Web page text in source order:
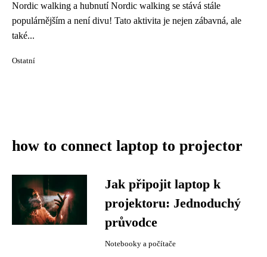
Nordic walking a hubnutí Nordic walking se stává stále
populárnějším a není divu! Tato aktivita je nejen zábavná, ale
také...
Ostatní
how to connect laptop to projector
Jak připojit laptop k
projektoru: Jednoduchý
průvodce
Notebooky a počítače